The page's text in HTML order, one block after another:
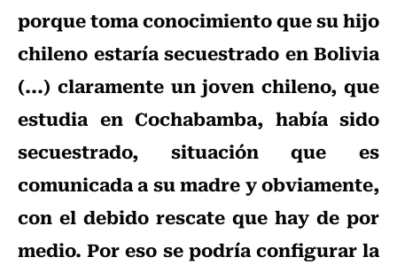
porque toma conocimiento que su hijo
chileno estaría secuestrado en Bolivia
(...) claramente un joven chileno, que
estudia en Cochabamba, había sido
secuestrado, situación que es
comunicada a su madre y obviamente,
con el debido rescate que hay de por
medio. Por eso se podría configurar la